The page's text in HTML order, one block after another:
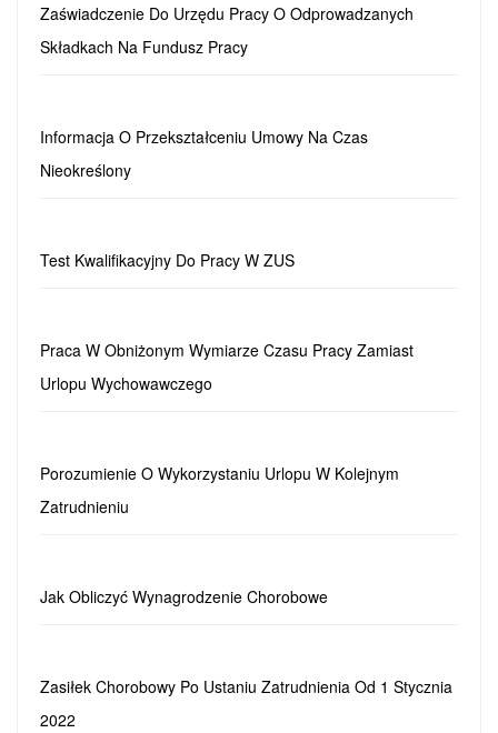
Zaświadczenie Do Urzędu Pracy O Odprowadzanych
Składkach Na Fundusz Pracy
Informacja O Przekształceniu Umowy Na Czas
Nieokreślony
Test Kwalifikacyjny Do Pracy W ZUS
Praca W Obniżonym Wymiarze Czasu Pracy Zamiast
Urlopu Wychowawczego
Porozumienie O Wykorzystaniu Urlopu W Kolejnym
Zatrudnieniu
Jak Obliczyć Wynagrodzenie Chorobowe
Zasiłek Chorobowy Po Ustaniu Zatrudnienia Od 1 Stycznia
2022